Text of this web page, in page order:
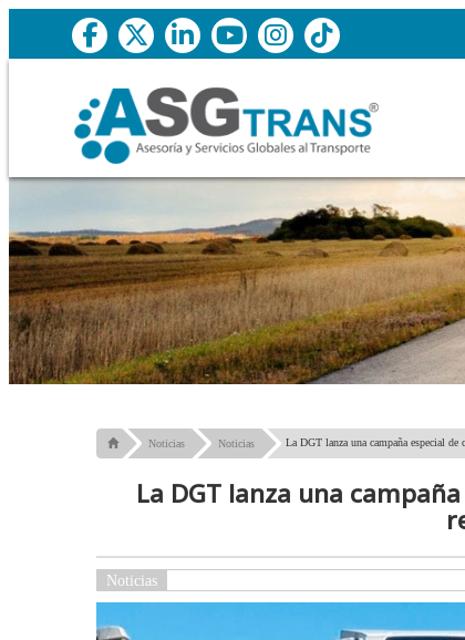
Noticias Noticias La DGT lanza una campaña especial
La DGT lanza una
Noticias